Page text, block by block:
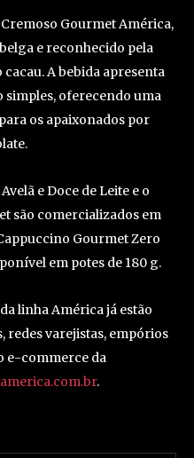
Gourmet América,
e reconhecido pela
A bebida apresenta
simples, oferecendo uma
os apaixonados por
e Doce de Leite e o
são comercializados em
Gourmet Zero
em potes de 180 g.
linha América já estão
redes varejistas, empórios
e-commerce da
.